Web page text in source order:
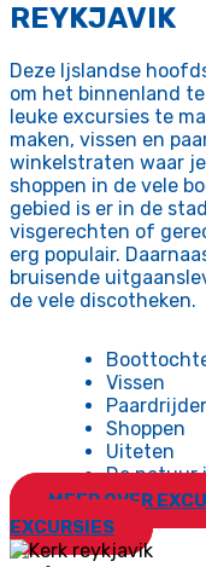
REYKJAVIK
Deze Ijslandse
om het binnenland
leuke excursies te
maken, vissen en
winkelstraten waar
shoppen in de vele
gebied is er in de
visgerechten of
erg populair.
bruisende
de vele discotheken.
Vissen
Shoppen
Uiteten
De natuur
MEER OVER
EXCURSIES